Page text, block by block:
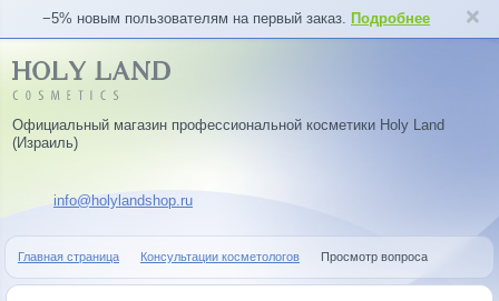
−5% новым пользователям на первый заказ. Подробнее
Официальный магазин профессиональной косметики Holy Land
(Израиль)
info@holylandshop.ru
Главная страница Консультации косметологов Просмотр вопроса